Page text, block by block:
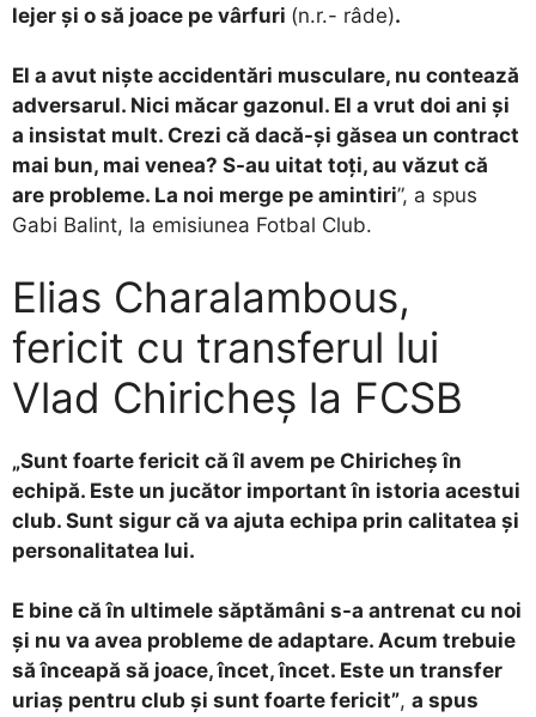
lejer și o să joace pe vârfuri (n.r.- râde).
El a avut niște accidentări musculare, nu contează
adversarul. Nici măcar gazonul. El a vrut doi ani și
a insistat mult. Crezi că dacă-și găsea un contract
mai bun, mai venea? S-au uitat toți, au văzut că
are probleme. La noi merge pe amintiri”, a spus
Gabi Balint, la emisiunea Fotbal Club.
Elias Charalambous,
fericit cu transferul lui
Vlad Chiricheș la FCSB
„Sunt foarte fericit că îl avem pe Chiricheș în
echipă. Este un jucător important în istoria acestui
club. Sunt sigur că va ajuta echipa prin calitatea și
personalitatea lui.
E bine că în ultimele săptămâni s-a antrenat cu noi
și nu va avea probleme de adaptare. Acum trebuie
să înceapă să joace, încet, încet. Este un transfer
uriaș pentru club și sunt foarte fericit”, a spus